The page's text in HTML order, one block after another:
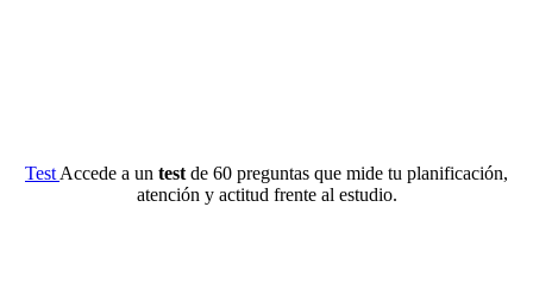
Test Accede a un test de 60 preguntas que mide tu planificación,
atención y actitud frente al estudio.